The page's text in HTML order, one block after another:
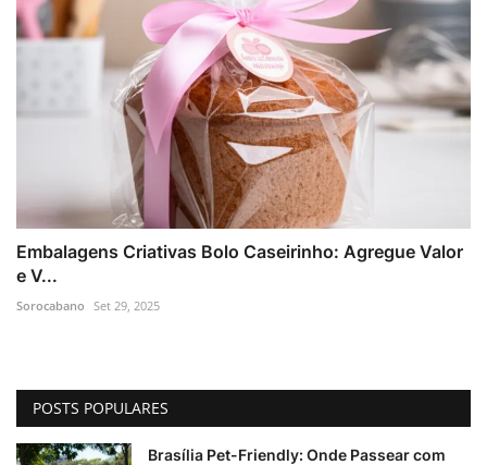
Embalagens Criativas Bolo Caseirinho: Agregue Valor
e V...
Sorocabano Set 29, 2025
POSTS POPULARES
Brasília Pet-Friendly: Onde Passear com